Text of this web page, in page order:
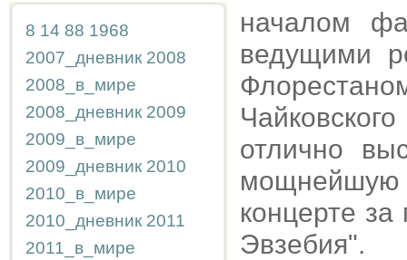
8 14 88 1968
2007_дневник 2008
2008_в_мире
2008_дневник 2009
2009_в_мире
2009_дневник 2010
2010_в_мире
2010_дневник 2011
2011_в_мире
началом
ведущими
отлично
концерте